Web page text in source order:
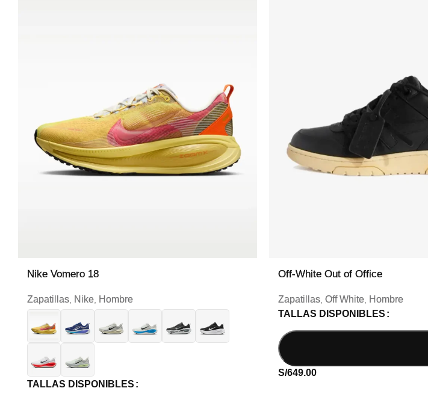
Nike Vomero 18
Zapatillas, Nike, Hombre
TALLAS DISPONIBLES
Off-White Out of Office
Zapatillas, Off White, Hombre
TALLAS DISPONIBLES
S/649.00